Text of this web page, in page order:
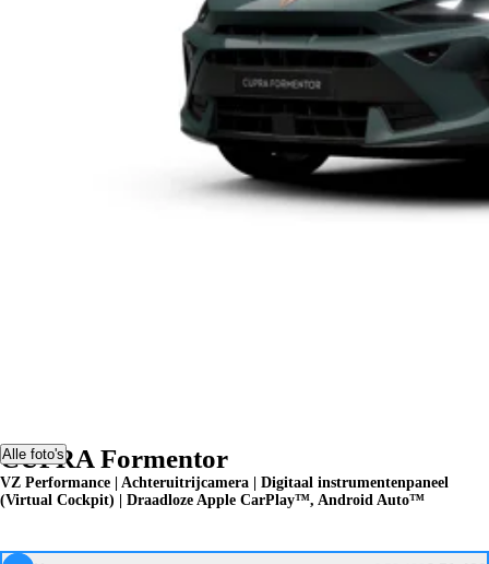
Alle foto's
CUPRA Formentor
VZ Performance | Achteruitrijcamera | Digitaal instrumentenpaneel
(Virtual Cockpit) | Draadloze Apple CarPlay™, Android Auto™